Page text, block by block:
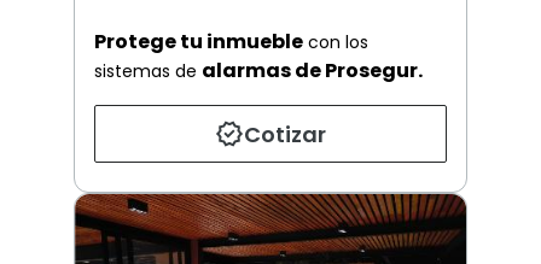
Protege tu inmueble con los
sistemas de alarmas de Prosegur.
Cotizar